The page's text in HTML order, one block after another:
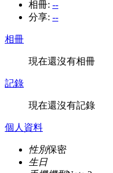
相冊: --
分享: --
相冊
現在還沒有相冊
記錄
現在還沒有記錄
個人資料
性別保密
生日